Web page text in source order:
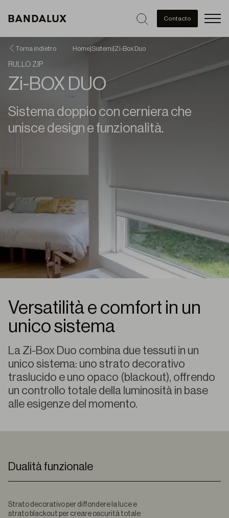
Contacto
Torna indietro Home Sistemi Zi-Box Duo
RULLO ZIP
Zi-BOX DUO
Sistema doppio con cerniera che
unisce design e funzionalità.
Versatilità e comfort in un
unico sistema
La Zi-Box Duo combina due tessuti in un
unico sistema: uno strato decorativo
traslucido e uno opaco (blackout), offrendo
un controllo totale della luminosità in base
alle esigenze del momento.
Dualità funzionale
Strato decorativo per diffondere la luce e
strato blackout per creare oscurità totale